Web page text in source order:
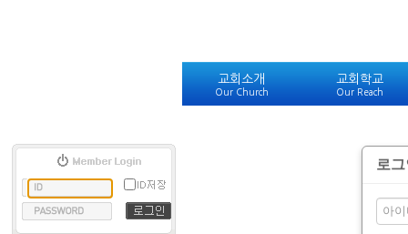
교회소개
Our Church
교회학교
Our Reach
로